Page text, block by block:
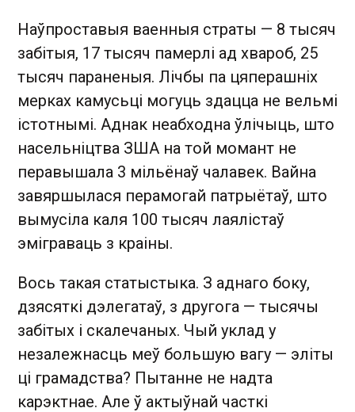
Наўпроставыя ваенныя страты — 8 тысяч
забітыя, 17 тысяч памерлі ад хвароб, 25
тысяч параненыя. Лічбы па цяперашніх
мерках камусьці могуць здацца не вельмі
істотнымі. Аднак неабходна ўлічыць, што
насельніцтва ЗША на той момант не
перавышала 3 мільёнаў чалавек. Вайна
завяршылася перамогай патрыётаў, што
вымусіла каля 100 тысяч лаялістаў
эміграваць з краіны.
Вось такая статыстыка. З аднаго боку,
дзясяткі дэлегатаў, з другога — тысячы
забітых і скалечаных. Чый уклад у
незалежнасць меў большую вагу — эліты
ці грамадства? Пытанне не надта
карэктнае. Але ў актыўнай часткі